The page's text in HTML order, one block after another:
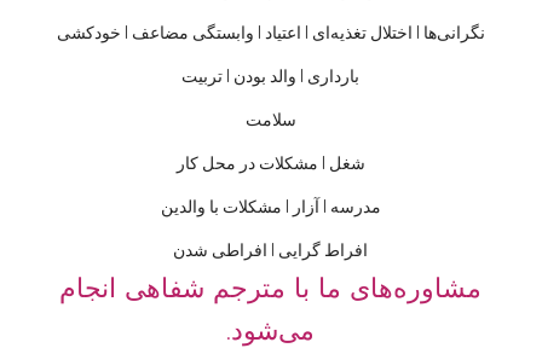
نگرانیها | اختلال تغذیهای | اعتیاد | وابستگی مضاعف | خودکشی
بارداری | والد بودن | تربیت
سلامت
شغل | مشکلات در محل کار
مدرسه |آزار | مشکلات با والدین
افراط گرایی | افراطی شدن
مشاورههای ما با مترجم شفاهی انجام
میشود